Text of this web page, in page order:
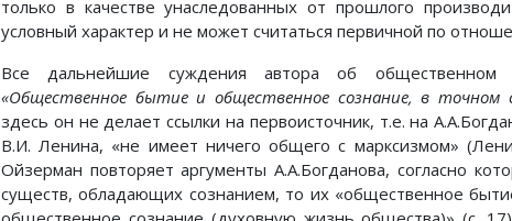
только в качестве унаследованных от прошлого
условный характер и не может считаться первичной по
Все дальнейшие суждения автора об общественном
«Общественное бытие и общественное сознание, в точном
здесь он не делает ссылки на первоисточник, т.е. на
В.И. Ленина, «не имеет ничего общего с марксизмом»
Ойзерман повторяет аргументы А.А.Богданова, согласно
существ, обладающих сознанием, то их «общественное